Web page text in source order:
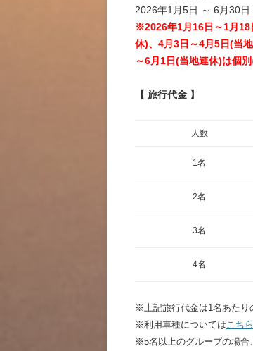
2026年1月5日 ～ 6月30日
※2026年1月16日～1月18
休)、4月3日～4月5日(当
～6月1日(当地連休)は個
【 旅行代金 】
人数
1名
2名
3名
4名
※上記旅行代金は1名あたり
※利用車種についてはこちら
※5名以上のグループの場合